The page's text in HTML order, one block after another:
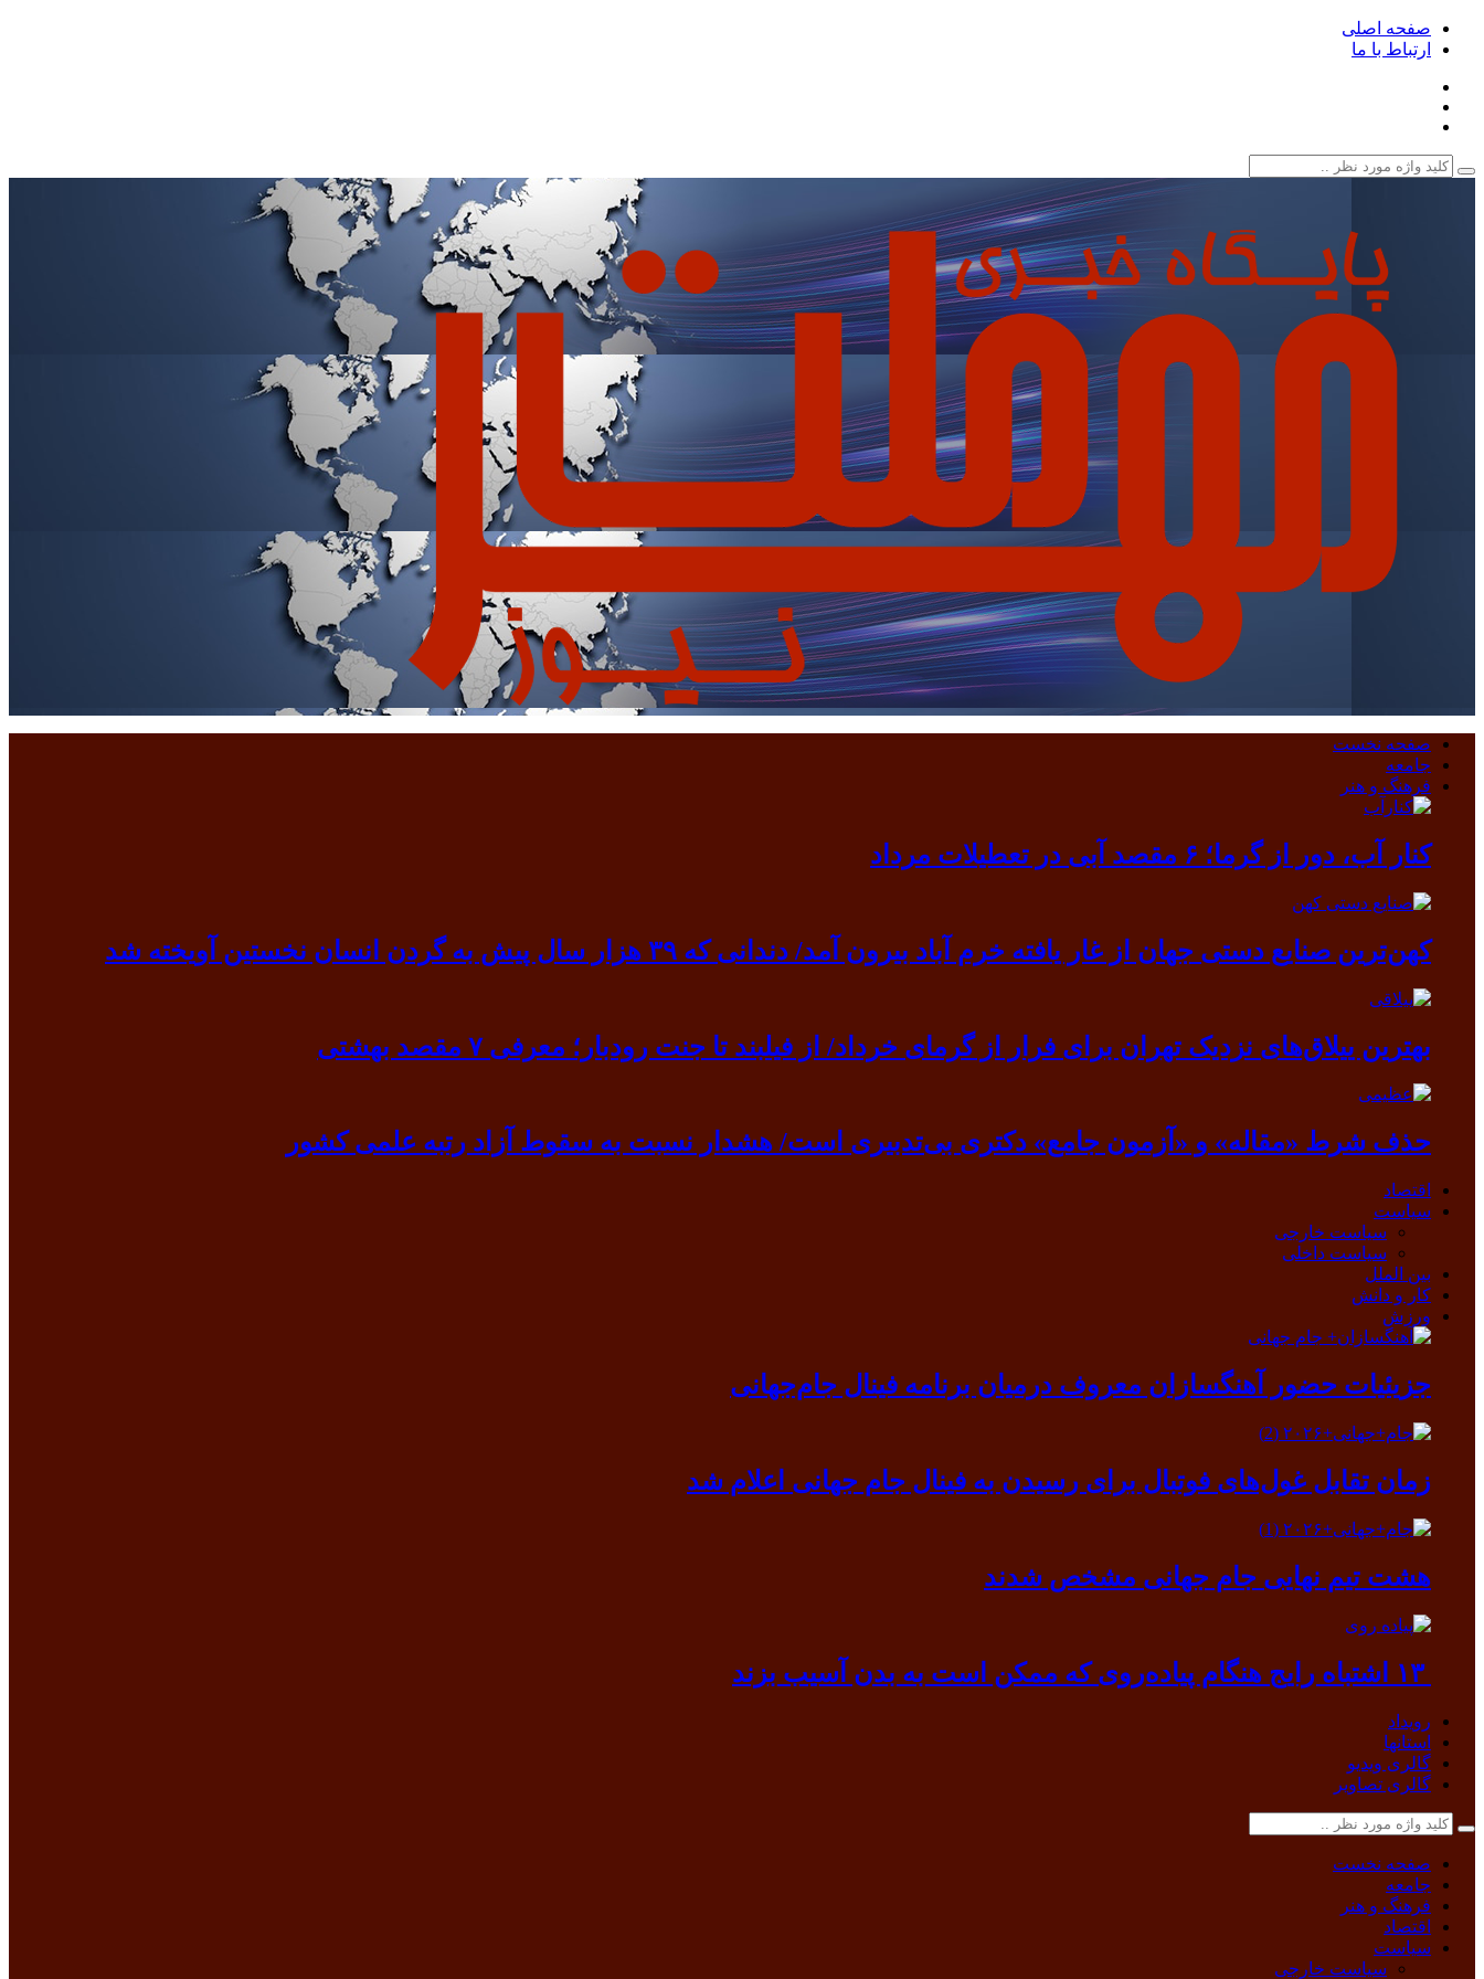
صفحه اصلی
ارتباط با ما
صفحه نخست
جامعه
فرهنگ و هنر
کنار آب، دور از گرما؛ ۶ مقصد آبی در تعطیلات مرداد
کهن‌ترین صنایع دستی جهان از غار یافته خرم آباد بیرون آمد/ دندانی که ۳۹ هزار سال پیش به گردن انسان نخستین آویخته شد
بهترین ییلاق‌های نزدیک تهران برای فرار از گرمای خرداد/ از فیلبند تا جنت رودبار؛ معرفی ۷ مقصد بهشتی
حذف شرط «مقاله» و «آزمون جامع» دکتری بی‌تدبیری است/ هشدار نسبت به سقوط آزاد رتبه علمی کشور
اقتصاد
سیاست
سیاست خارجی
سیاست داخلی
بین الملل
کار و دانش
ورزش
جزیئیات حضور آهنگسازان معروف درمیان برنامه فینال جام‌جهانی
زمان تقابل غول‌های فوتبال برای رسیدن به فینال جام جهانی اعلام شد
هشت تیم نهایی جام جهانی مشخص شدند
۱۳ اشتباه رایج هنگام پیاده‌روی که ممکن است به بدن آسیب بزند
رویداد
استانها
گالری ویدیو
گالری تصاویر
صفحه نخست
جامعه
فرهنگ و هنر
اقتصاد
سیاست
سیاست خارجی